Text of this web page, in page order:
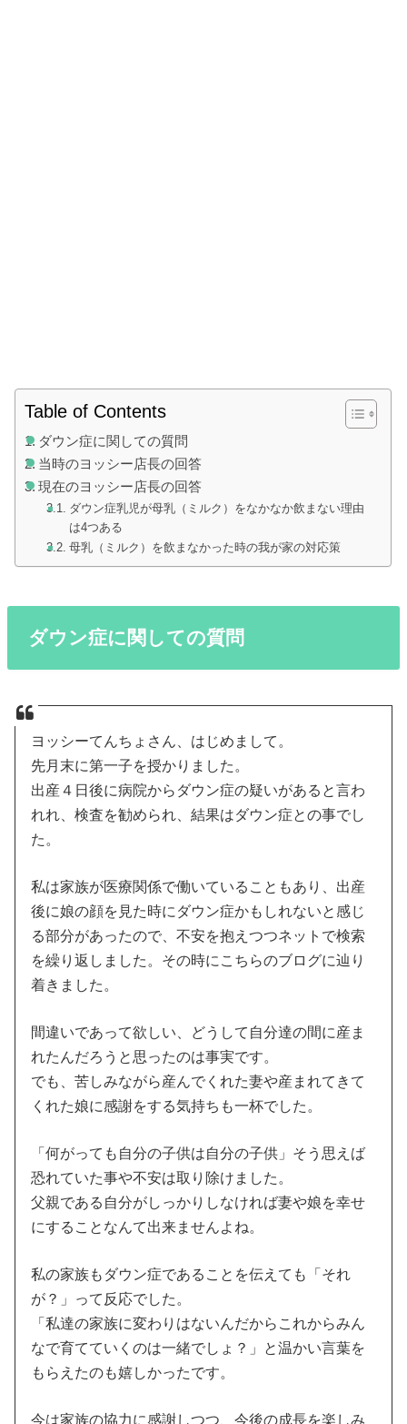
Table of Contents
ダウン症に関しての質問
当時のヨッシー店長の回答
現在のヨッシー店長の回答
ダウン症乳児が母乳（ミルク）をなかなか飲まない理由
は4つある
母乳（ミルク）を飲まなかった時の我が家の対応策
ダウン症に関しての質問
ヨッシーてんちょさん、はじめまして。
先月末に第一子を授かりました。
出産４日後に病院からダウン症の疑いがあると言わ
れれ、検査を勧められ、結果はダウン症との事でし
た。
私は家族が医療関係で働いていることもあり、出産
後に娘の顔を見た時にダウン症かもしれないと感じ
る部分があったので、不安を抱えつつネットで検索
を繰り返しました。その時にこちらのブログに辿り
着きました。
間違いであって欲しい、どうして自分達の間に産ま
れたんだろうと思ったのは事実です。
でも、苦しみながら産んでくれた妻や産まれてきて
くれた娘に感謝をする気持ちも一杯でした。
「何がっても自分の子供は自分の子供」そう思えば
恐れていた事や不安は取り除けました。
父親である自分がしっかりしなければ妻や娘を幸せ
にすることなんて出来ませんよね。
私の家族もダウン症であることを伝えても「それ
が？」って反応でした。
「私達の家族に変わりはないんだからこれからみん
なで育てていくのは一緒でしょ？」と温かい言葉を
もらえたのも嬉しかったです。
今は家族の協力に感謝しつつ、今後の成長を楽しみ